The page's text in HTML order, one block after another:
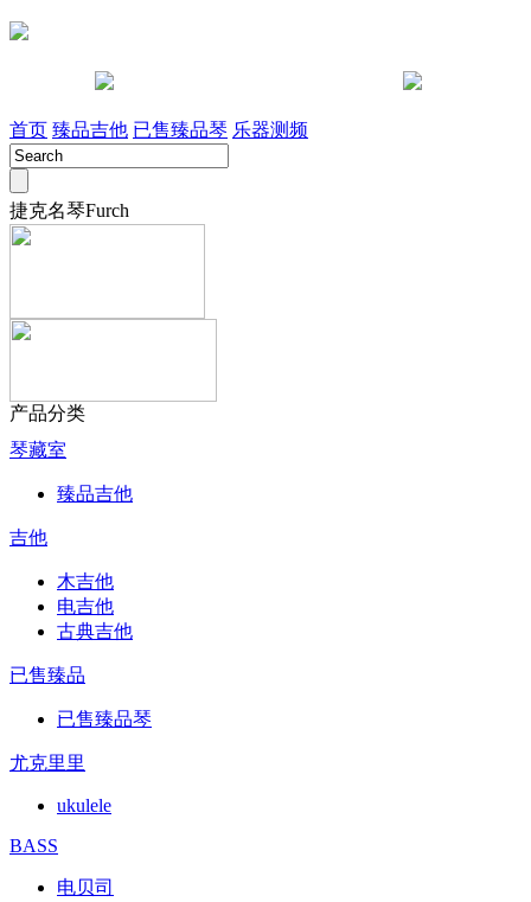
首页 臻品吉他 已售臻品琴 乐器测频
捷克名琴Furch
产品分类
琴藏室
臻品吉他
吉他
木吉他
电吉他
古典吉他
已售臻品
已售臻品琴
尤克里里
ukulele
BASS
电贝司